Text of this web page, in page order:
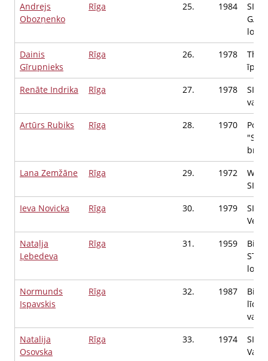
Andrejs
Obozņenko
Rīga 25. 1984
SIA
Dainis
Gīrupnieks
Rīga 26. 1978
The
Renāte Indrika
Rīga 27. 1978
SIA
Artūrs Rubiks
Rīga 28. 1970
Lana Zemžāne
Rīga 29. 1972
SIA,
Ieva Novicka
Rīga 30. 1979
SIA
Nataļja
Ļebedeva
Rīga 31. 1959
Normunds
Ispavskis
Rīga 32. 1987
Natalija
Osovska
Rīga 33. 1974
SIA